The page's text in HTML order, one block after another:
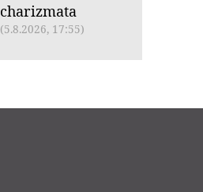
charizmata
(5.8.2026, 17:55)